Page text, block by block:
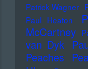
Patrick Wagner
Paul Heaton
McCartney
van Dyk
Peaches